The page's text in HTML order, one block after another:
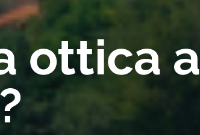
ottica a